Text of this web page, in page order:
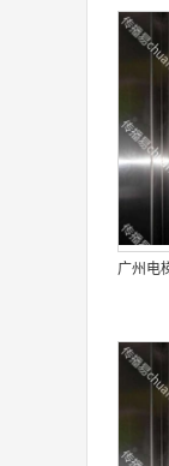
广州电